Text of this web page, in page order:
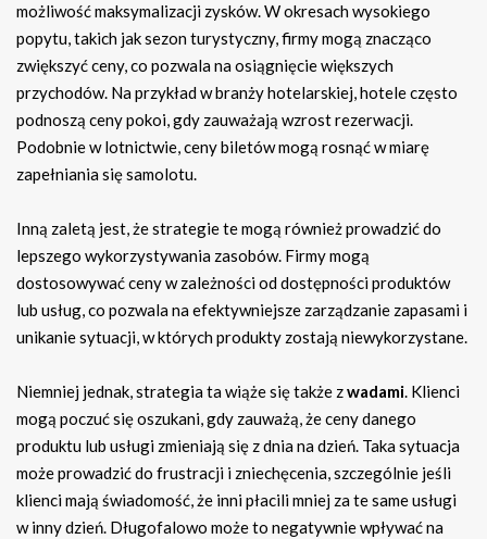
możliwość maksymalizacji zysków. W okresach wysokiego
popytu, takich jak sezon turystyczny, firmy mogą znacząco
zwiększyć ceny, co pozwala na osiągnięcie większych
przychodów. Na przykład w branży hotelarskiej, hotele często
podnoszą ceny pokoi, gdy zauważają wzrost rezerwacji.
Podobnie w lotnictwie, ceny biletów mogą rosnąć w miarę
zapełniania się samolotu.
Inną zaletą jest, że strategie te mogą również prowadzić do
lepszego wykorzystywania zasobów. Firmy mogą
dostosowywać ceny w zależności od dostępności produktów
lub usług, co pozwala na efektywniejsze zarządzanie zapasami i
unikanie sytuacji, w których produkty zostają niewykorzystane.
Niemniej jednak, strategia ta wiąże się także zwadami. Klienci
mogą poczuć się oszukani, gdy zauważą, że ceny danego
produktu lub usługi zmieniają się z dnia na dzień. Taka sytuacja
może prowadzić do frustracji i zniechęcenia, szczególnie jeśli
klienci mają świadomość, że inni płacili mniej za te same usługi
w inny dzień. Długofalowo może to negatywnie wpływać na